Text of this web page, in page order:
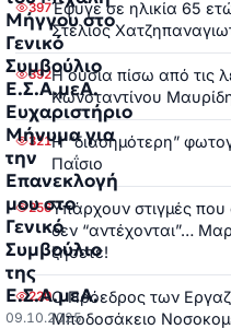
Μήγγου στο
Γενικό
Συμβούλιο
Ε.Σ.Α.μεΑ.
Ευχαριστήριο
Μήνυμα για
την
Επανεκλογή
μου στο
Γενικό
Συμβούλιο
της
Ε.Σ.Α.μεΑ.
09.10.2025
397Έφυγε σε ηλικία 65
Στέλιος
392Η ουσία πίσω από τις
Κωνσταντίνου
321Η “διασημότερη”
Παΐσιο
256Υπάρχουν στιγμές που
δεν “αντέχονται”…
ζήσετε!
220Ο Πρόεδρος των
Μποδοσάκειο